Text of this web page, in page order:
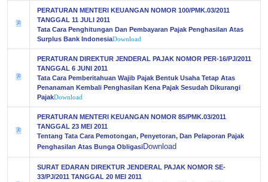
PERATURAN MENTERI KEUANGAN NOMOR 100/PMK.03/2011
TANGGAL 11 JULI 2011
Tata Cara Penghitungan Dan Pembayaran Pajak Penghasilan Atas
Surplus Bank IndonesiaDownload
PERATURAN DIREKTUR JENDERAL PAJAK NOMOR PER-16/PJ/2011
TANGGAL 6 JUNI 2011
Tata Cara Pemberitahuan Wajib Pajak Bentuk Usaha Tetap Atas
Penanaman Kembali Penghasilan Kena Pajak Sesudah Dikurangi
PajakDownload
PERATURAN MENTERI KEUANGAN NOMOR 85/PMK.03/2011
TANGGAL 23 MEI 2011
Tentang Tata Cara Pemotongan, Penyetoran, Dan Pelaporan Pajak
Penghasilan Atas Bunga ObligasiDownload
SURAT EDARAN DIREKTUR JENDERAL PAJAK NOMOR SE-
33/PJ/2011 TANGGAL 20 MEI 2011